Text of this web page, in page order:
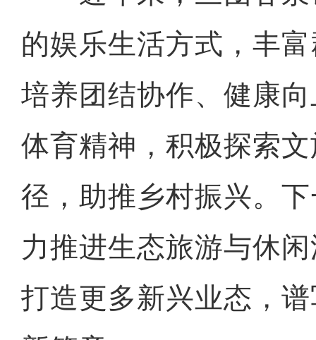
的娱乐生活方式，丰
培养团结协作、健康
体育精神，积极探索
径，助推乡村振兴。
力推进生态旅游与休
打造更多新兴业态，